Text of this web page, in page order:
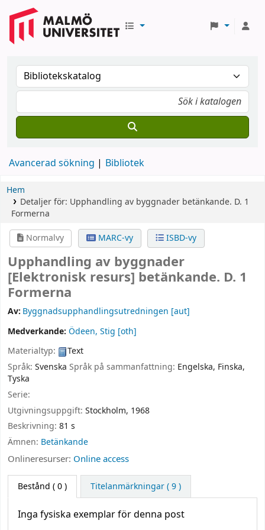
Avancerad sökning Bibliotek
Hem
Detaljer för: Upphandling av byggnader betänkande. D. 1
Formerna
Normalvy
MARC-vy ISBD-vy
Upphandling av byggnader
[Elektronisk resurs] betänkande. D. 1
Formerna
Av: Byggnadsupphandlingsutredningen [aut]
Medverkande: Ödeen, Stig [oth]
Materialtyp:
Text
Språk: Svenska Språk på sammanfattning: Engelska, Finska,
Tyska
Serie:
Utgivningsuppgift: Stockholm, 1968
Beskrivning: 81 s
Ämnen: Betänkande
Onlineresurser: Online access
Bestånd ( 0 ) Titelanmärkningar ( 9 )
Inga fysiska exemplar för denna post